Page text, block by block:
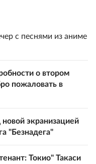
с песнями из аниме
о втором
пожаловать в
экранизацией
"Безнадега"
Токио" Такаси